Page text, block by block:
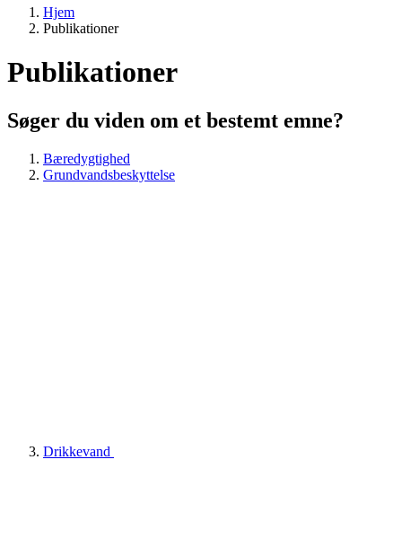
Hjem
Publikationer
Publikationer
Søger du viden om et bestemt emne?
Bæredygtighed
Grundvandsbeskyttelse
Drikkevand